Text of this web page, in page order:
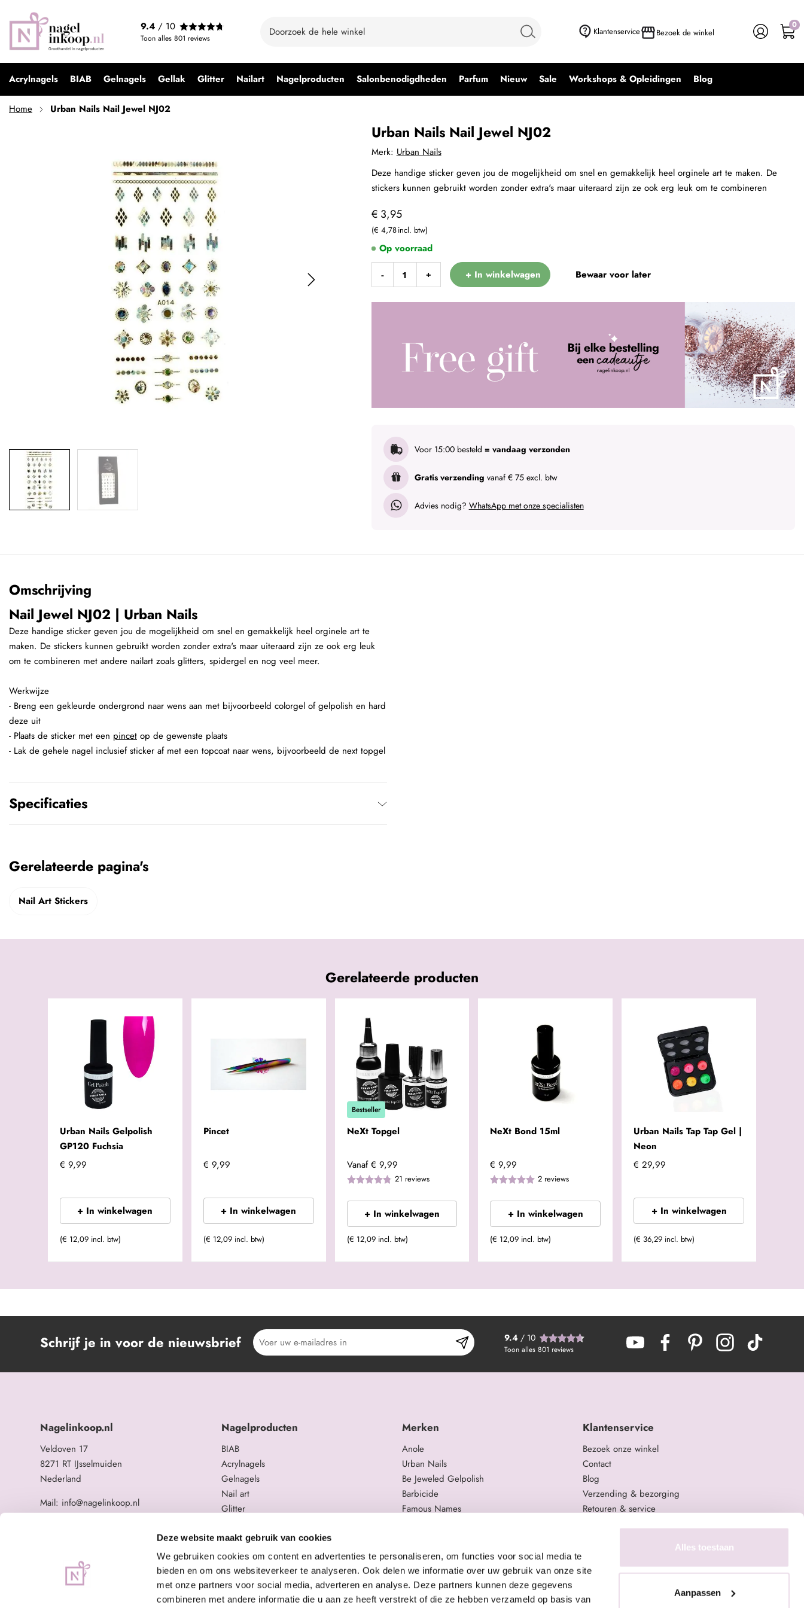
Deze website maakt gebruik van cookies
We gebruiken cookies om content en advertenties te personaliseren, om functies voor social media te
bieden en om ons websiteverkeer te analyseren. Ook delen we informatie over uw gebruik van onze site
met onze partners voor social media, adverteren en analyse. Deze partners kunnen deze gegevens
combineren met andere informatie die u aan ze heeft verstrekt of die ze hebben verzameld op basis van
Alles toestaan
Aanpassen
Klantenservice Bezoek de winkel
9.4 / 10
Toon alles 801 reviews
0
Acrylnagels BIAB Gelnagels Gellak Glitter Nailart Nagelproducten Salonbenodigdheden Parfum Nieuw Sale Workshops & Opleidingen Blog
Home Urban Nails Nail Jewel NJ02
Urban Nails Nail Jewel NJ02
€ 3,95
€ 4,78
€ 3,95
+ In winkelwagen
- + + In winkelwagen Bewaar voor later
Merk: Urban Nails
Voor 15:00 besteld = vandaag verzonden
Gratis verzending vanaf € 75 excl. btw
Advies nodig? WhatsApp met onze specialisten
Op voorraad
Deze handige sticker geven jou de mogelijkheid om snel en gemakkelijk heel orginele art te maken. De
stickers kunnen gebruikt worden zonder extra's maar uiteraard zijn ze ook erg leuk om te combineren
Omschrijving
Nail Jewel NJ02 | Urban Nails
Deze handige sticker geven jou de mogelijkheid om snel en gemakkelijk heel orginele art te
maken. De stickers kunnen gebruikt worden zonder extra's maar uiteraard zijn ze ook erg leuk
om te combineren met andere nailart zoals glitters, spidergel en nog veel meer.
Werkwijze
- Breng een gekleurde ondergrond naar wens aan met bijvoorbeeld colorgel of gelpolish en hard
deze uit
- Plaats de sticker met een pincet op de gewenste plaats
- Lak de gehele nagel inclusief sticker af met een topcoat naar wens, bijvoorbeeld de next topgel
Specificaties
Gerelateerde pagina's
Nail Art Stickers
Gerelateerde producten
Urban Nails Gelpolish
GP120 Fuchsia
€ 9,99
+ In winkelwagen
(€ 12,09 incl. btw)
Pincet
€ 9,99
+ In winkelwagen
(€ 12,09 incl. btw)
Bestseller
NeXt Topgel
Vanaf € 9,99
21 reviews
+ In winkelwagen
(€ 12,09 incl. btw)
NeXt Bond 15ml
€ 9,99
2 reviews
+ In winkelwagen
(€ 12,09 incl. btw)
Urban Nails Tap Tap Gel |
Neon
€ 29,99
+ In winkelwagen
(€ 36,29 incl. btw)
Schrijf je in voor de nieuwsbrief 9.4/ 10
Toon alles 801 reviews
Nagelinkoop.nl
Veldoven 17
8271 RT IJsselmuiden
Nederland
Mail: info@nagelinkoop.nl
BTW nummer: NL863104678B01
Nagelproducten
BIAB
Acrylnagels
Gelnagels
Nail art
Glitter
Overige nagelproducten
Merken
Anole
Urban Nails
Be Jeweled Gelpolish
Barbicide
Famous Names
Staleks Pro
Klantenservice
Bezoek onze winkel
Contact
Blog
Verzending & bezorging
Retouren & service